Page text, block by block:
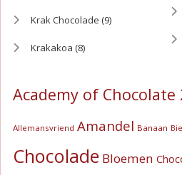
Krak Chocolade (9)
Krakakoa (8)
Academy of Chocolate
Allemansvriend Amandel Banaan
Chocolade Bloemen